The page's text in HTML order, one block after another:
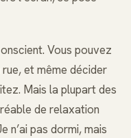
Vous pouvez
et même décider
Mais la plupart des
de relaxation
n’ai pas dormi, mais